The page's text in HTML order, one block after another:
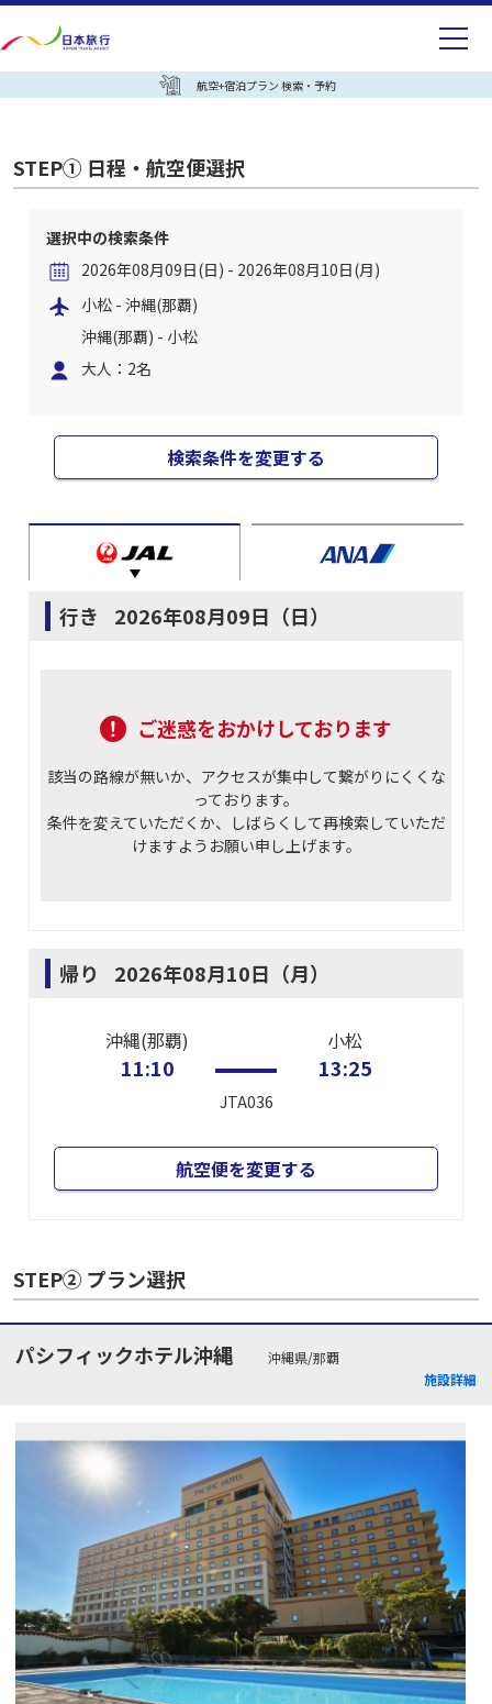
航空+宿泊プラン 検索・予約
STEP① 日程・航空便選択
選択中の検索条件
2026年08月09日(日) - 2026年08月10日(月)
小松 - 沖縄(那覇)
沖縄(那覇) - 小松
大人：2名
検索条件を変更する
行き 2026年08月09日（日）
ご迷惑をおかけしております
該当の路線が無いか、アクセスが集中して繋がりにくくな
っております。
条件を変えていただくか、しばらくして再検索していただ
けますようお願い申し上げます。
帰り 2026年08月10日（月）
沖縄(那覇)
11:10
JTA036
小松
13:25
航空便を変更する
STEP② プラン選択
パシフィックホテル沖縄
沖縄県/那覇
施設詳細